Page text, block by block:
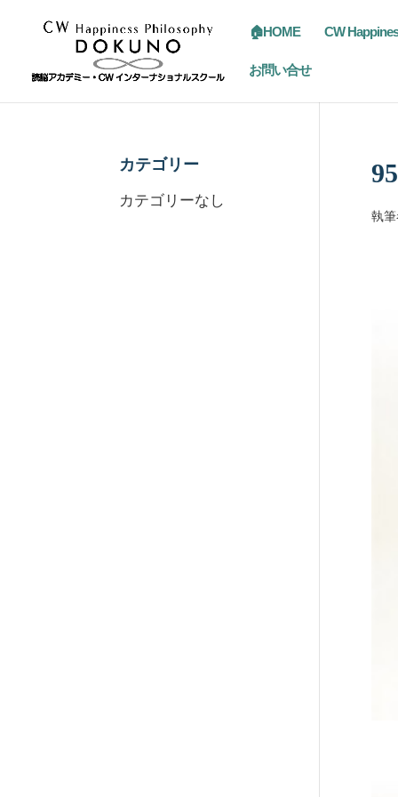
🏠HOME CW
お問い合せ
執
カテゴリー
カテゴリーなし